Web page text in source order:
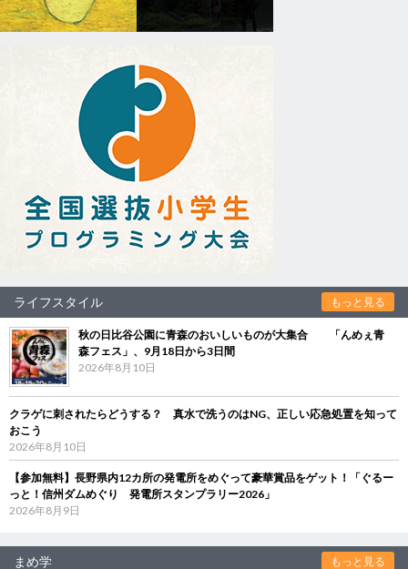
ライフスタイル もっと見る
秋の日比谷公園に青森のおいしいものが大集合 「んめぇ青
森フェス」、9月18日から3日間
2026年8月10日
クラゲに刺されたらどうする？ 真水で洗うのはNG、正しい応急処置を知って
おこう
2026年8月10日
【参加無料】長野県内12カ所の発電所をめぐって豪華賞品をゲット！「ぐるー
っと！信州ダムめぐり 発電所スタンプラリー2026」
2026年8月9日
まめ学 もっと見る